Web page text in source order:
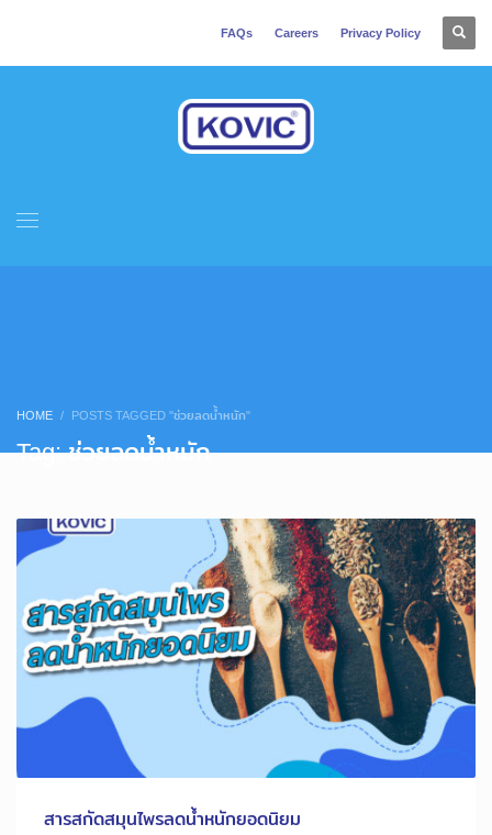
FAQs Careers Privacy Policy
HOME POSTS TAGGED "ช่วยลดน้ำหนัก"
Tag: ช่วยลดน้ำหนัก
สารสกัดสมุนไพรลดน้ำหนักยอดนิยม